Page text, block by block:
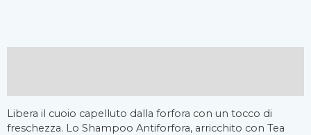
Libera il cuoio capelluto dalla forfora con un tocco di
freschezza. Lo Shampoo Antiforfora, arricchito con Tea